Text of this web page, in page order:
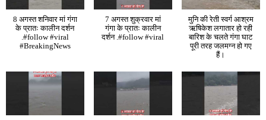
8 अगस्त शनिवार मां गंगा
के प्रातः कालीन दर्शन
.#follow #viral
#BreakingNews
7 अगस्त शुक्रवार मां
गंगा के प्रातः कालीन
दर्शन .#follow #viral
मुनि की रेती स्वर्ग आश्रम
ऋषिकेश लगातार हो रही
बारिश के चलते गंगा घाट
पूरी तरह जलमग्न हो गए
हैं।